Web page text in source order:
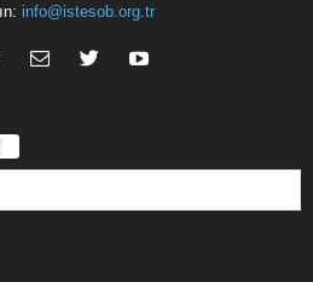
info@istesob.org.tr